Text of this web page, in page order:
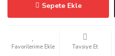
Sepete Ekle
Tavsiye Et